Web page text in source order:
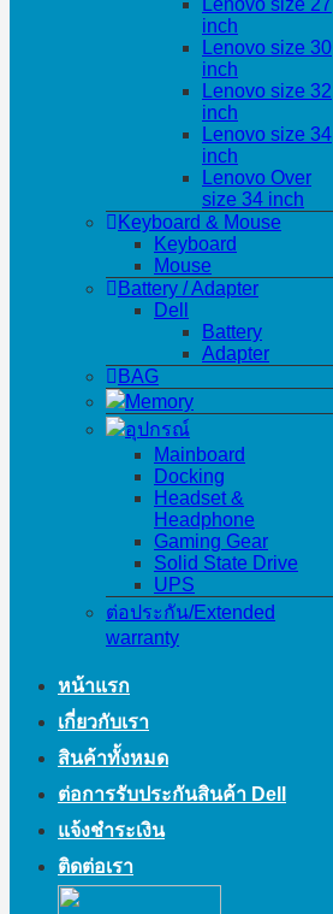
Lenovo size 27
inch
Lenovo size 30
inch
Lenovo size 32
inch
Lenovo size 34
inch
Lenovo Over
size 34 inch
Keyboard & Mouse
Keyboard
Mouse
Battery / Adapter
Dell
Battery
Adapter
BAG
Memory
อุปกรณ์
Mainboard
Docking
Headset &
Headphone
Gaming Gear
Solid State Drive
UPS
ต่อประกัน/Extended
warranty
หน้าแรก
เกี่ยวกับเรา
สินค้าทั้งหมด
ต่อการรับประกันสินค้า Dell
แจ้งชำระเงิน
ติดต่อเรา